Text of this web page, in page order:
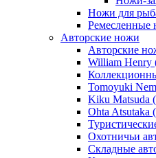
Ножи для
Ремесленные
Авторские ножи
Авторские
William Henry
Tomoyuki
Kiku Matsuda
Ohta Atsutaka
Охотничьи
Складные